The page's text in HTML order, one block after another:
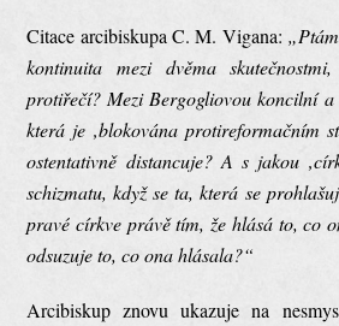
Citace arcibiskupa C. M. Vigana:
kontinuita mezi dvěma
protiřečí? Mezi Bergogliovou koncilní
která je ‚blokována protireformačním
ostentativně distancuje? A s jakou
schizmatu, když se ta, která se
pravé církve právě tím, že hlásá to, co
odsuzuje to, co ona hlásala?“
Arcibiskup znovu ukazuje na